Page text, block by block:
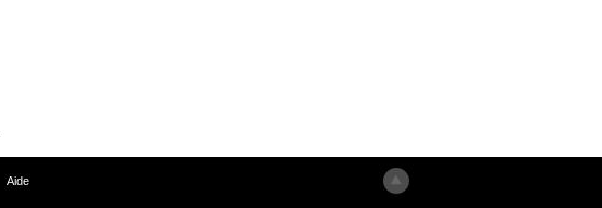
Aide